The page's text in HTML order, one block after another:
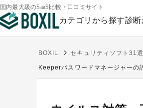
国内最大級のSaaS比較・口コミサイト
カテゴリから探す診断
BOXIL セキュリティソフト31
Keeperパスワードマネージャーの